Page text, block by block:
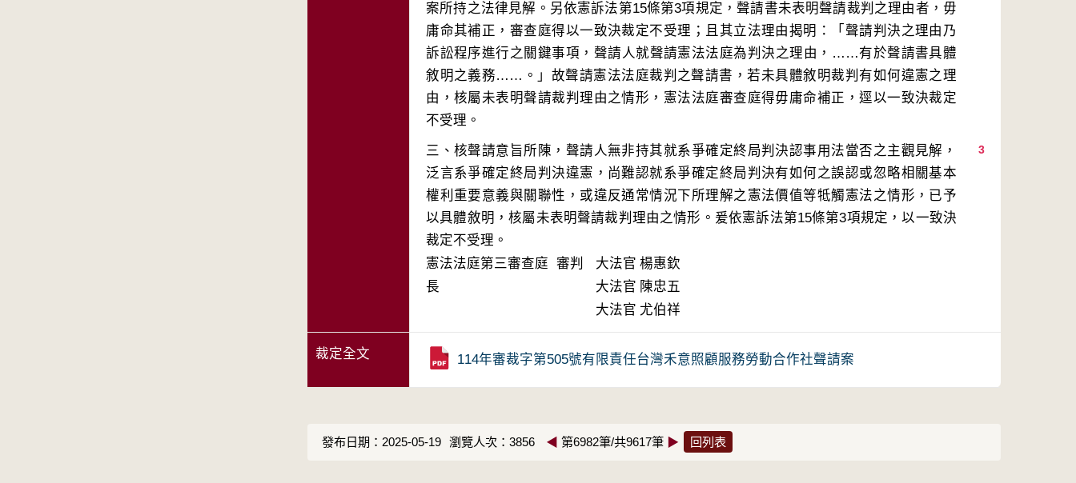
案所持之法律見解。另依憲訴法第15條第3項規定，聲請書未表明聲請裁判之理由者，毋
庸命其補正，審查庭得以一致決裁定不受理；且其立法理由揭明：「聲請判決之理由乃
訴訟程序進行之關鍵事項，聲請人就聲請憲法法庭為判決之理由，……有於聲請書具體
敘明之義務……。」故聲請憲法法庭裁判之聲請書，若未具體敘明裁判有如何違憲之理
由，核屬未表明聲請裁判理由之情形，憲法法庭審查庭得毋庸命補正，逕以一致決裁定
3
三、核聲請意旨所陳，聲請人無非持其就系爭確定終局判決認事用法當否之主觀見解，
泛言系爭確定終局判決違憲，尚難認就系爭確定終局判決有如何之誤認或忽略相關基本
權利重要意義與關聯性，或違反通常情況下所理解之憲法價值等牴觸憲法之情形，已予
以具體敘明，核屬未表明聲請裁判理由之情形。爰依憲訴法第15條第3項規定，以一致決
裁定不受理。
憲法法庭第三審查庭 審判
長
大法官 楊惠欽
大法官 陳忠五
大法官 尤伯祥
裁定全文 114年審裁字第505號有限責任台灣禾意照顧服務勞動合作社聲請案
發布日期：2025-05-19 瀏覽人次：3856 ◀ 第6982筆/共9617筆 ▶ 回列表